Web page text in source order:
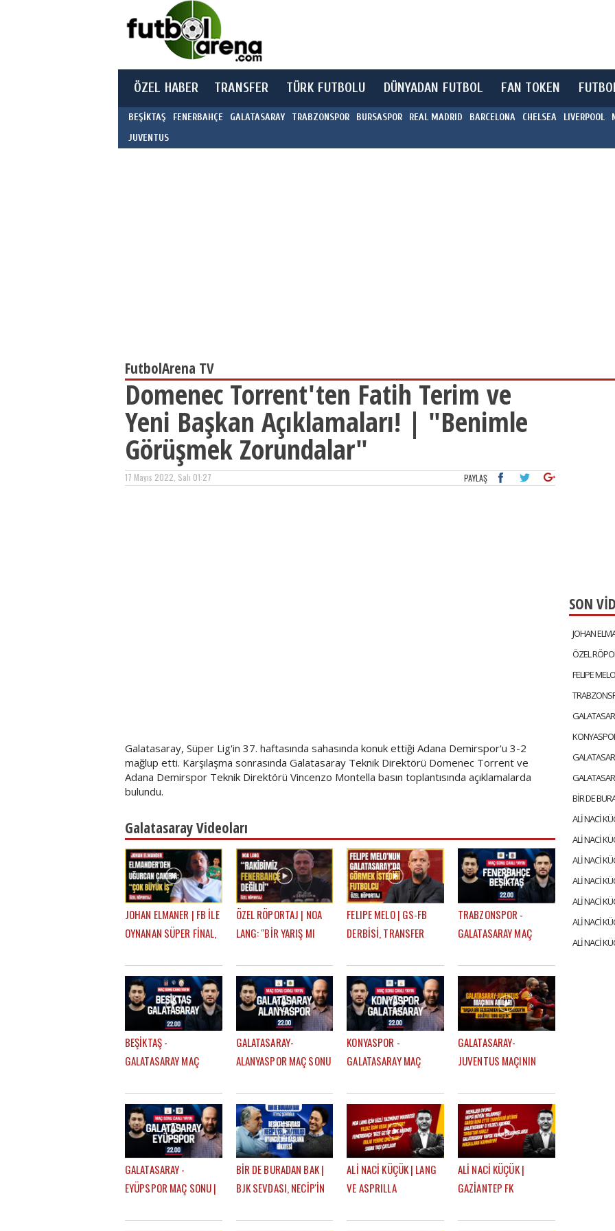
ÖZEL HABER TRANSFER TÜRK FUTBOLU DÜNYADAN FUTBOL FAN TOKEN
BEŞİKTAŞ FENERBAHÇE GALATASARAY TRABZONSPOR BURSASPOR REAL MADRID BARCELONA CHELSEA LIVERPOOL
JUVENTUS
FutbolArena TV
Domenec Torrent'ten Fatih Terim ve
Yeni Başkan Açıklamaları! | "Benimle
Görüşmek Zorundalar"
17 Mayıs 2022, Salı 01:27 PAYLAŞ
Galatasaray, Süper Lig'in 37. haftasında sahasında konuk ettiği Adana Demirspor'u 3-2
mağlup etti. Karşılaşma sonrasında Galatasaray Teknik Direktörü Domenec Torrent ve
Adana Demirspor Teknik Direktörü Vincenzo Montella basın toplantısında açıklamalarda
bulundu.
Galatasaray Videoları
JOHAN ELMANER | FB İLE
OYNANAN SÜPER FİNAL,
BURUK, UĞURCAN ÇAKIR
MI? MUSLERA MI?
ÖZEL RÖPORTAJ | NOA
LANG: "BİR YARIŞ MI
SADECE 14 DAKİKA LİDER
OLDU"
FELIPE MELO | GS-FB
DERBİSİ, TRANSFER
HAYALİ, BEĞENDİĞİ
FENERBAHÇELİ
TRABZONSPOR -
GALATASARAY MAÇ
MERT KURT
BEŞİKTAŞ -
GALATASARAY MAÇ
MERT KURT
GALATASARAY-
ALANYASPOR MAÇ SONU
SEVİNÇ
KONYASPOR -
GALATASARAY MAÇ
- MERT KURT
GALATASARAY-
JUVENTUS MAÇININ
GEZEGENDEN GELEN
SNEIJDER'İN GOLÜYLE
TURU GEÇTİK"
GALATASARAY -
EYÜPSPOR MAÇ SONU |
GÜVEN
BİR DE BURADAN BAK |
BJK SEVDASI, NECİP'İN
BAŞLAMA HİKAYESİ |
ALİ NACİ KÜÇÜK | LANG
VE ASPRILLA
KOÇ'UN AÇIKLAMALARI,
ALİ NACİ KÜÇÜK |
GAZİANTEP FK
MADRID MAÇI,
SON